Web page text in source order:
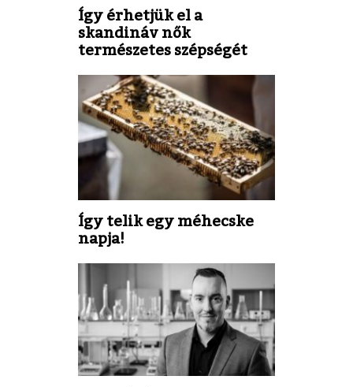
Így érhetjük el a
skandináv nők
természetes szépségét
Így telik egy méhecske
napja!